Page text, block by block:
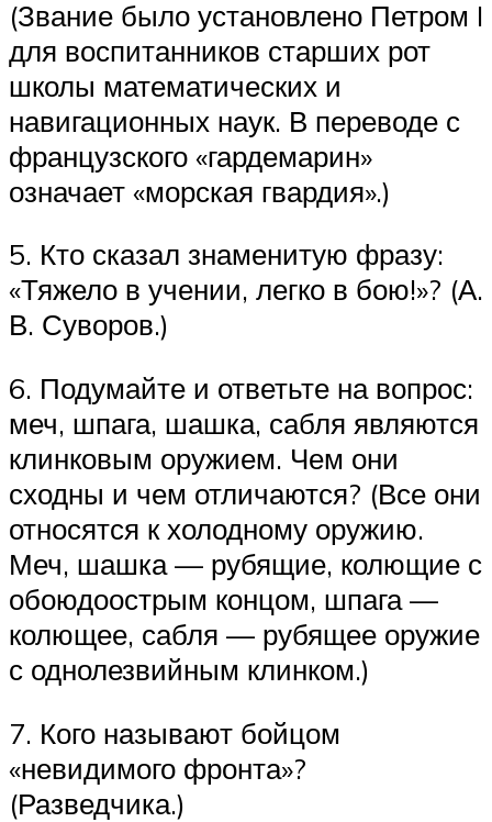
(Звание было установлено Петром I
для воспитанников старших рот
школы математических и
навигационных наук. В переводе с
французского «гардемарин»
означает «морская гвардия».)
5. Кто сказал знаменитую фразу:
«Тяжело в учении, легко в бою!»? (А.
В. Суворов.)
6. Подумайте и ответьте на вопрос:
меч, шпага, шашка, сабля являются
клинковым оружием. Чем они
сходны и чем отличаются? (Все они
относятся к холодному оружию.
Меч, шашка — рубящие, колющие с
обоюдоострым концом, шпага —
колющее, сабля — рубящее оружие
с однолезвийным клинком.)
7. Кого называют бойцом
«невидимого фронта»?
(Разведчика.)